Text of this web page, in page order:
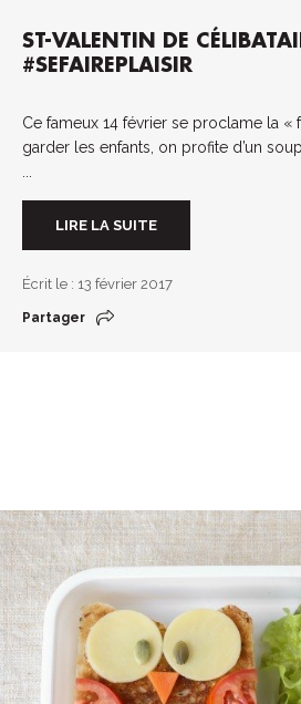
ST-VALENTIN DE
#SEFAIREPLAISIR
Ce fameux 14 février se proclame la «
garder les enfants, on profite d’un
LIRE LA SUITE
Écrit le : 13 février 2017
Partager